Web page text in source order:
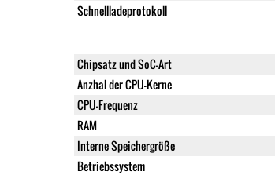
Schnellladeprotokoll
Chipsatz und SoC-Art
Anzhal der CPU-Kerne
CPU-Frequenz
RAM
Interne Speichergröße
Betriebssystem